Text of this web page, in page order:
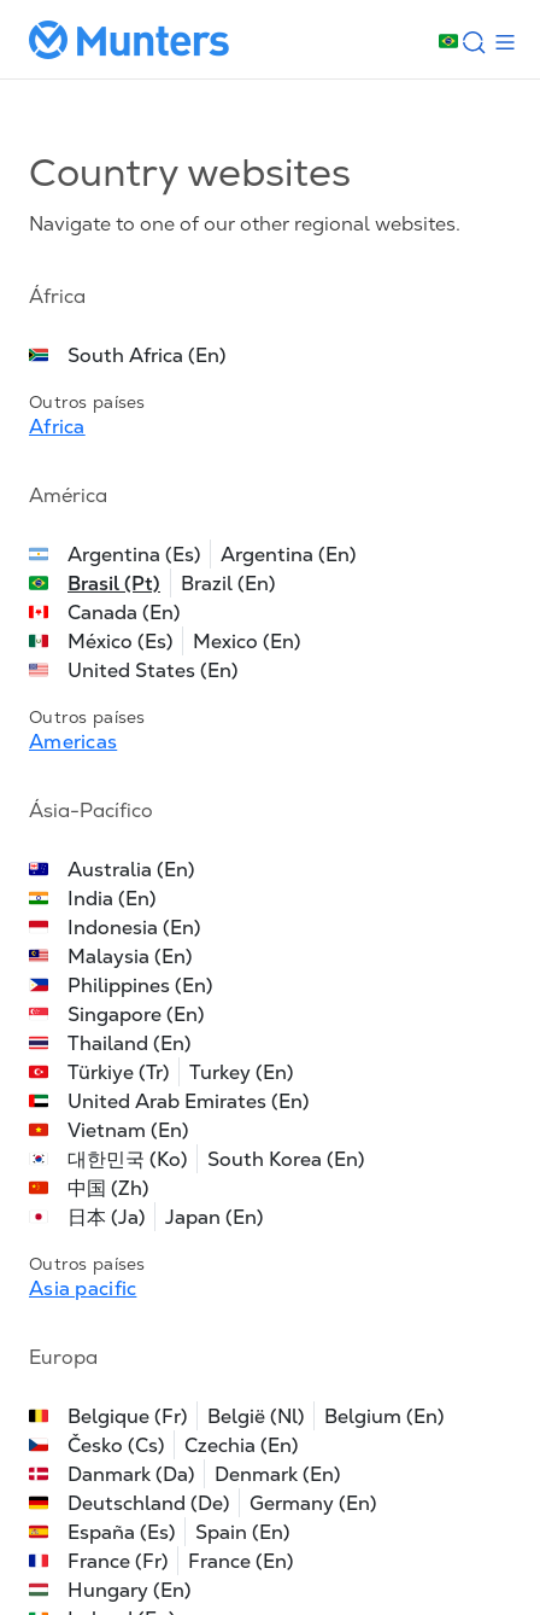
Country websites
Navigate to one of our other regional websites.
África
South Africa (En)
Outros países
Africa
América
Argentina (Es)
Argentina (En)
Brasil (Pt)
Brazil (En)
Canada (En)
México (Es)
Mexico (En)
United States (En)
Outros países
Americas
Ásia-Pacífico
Australia (En)
India (En)
Indonesia (En)
Malaysia (En)
Philippines (En)
Singapore (En)
Thailand (En)
Türkiye (Tr)
Turkey (En)
United Arab Emirates (En)
Vietnam (En)
대한민국 (Ko)
South Korea (En)
中国 (Zh)
日本 (Ja)
Japan (En)
Outros países
Asia pacific
Europa
Belgique (Fr) België (Nl)
Belgium (En)
Česko (Cs)
Czechia (En)
Danmark (Da)
Denmark (En)
Deutschland (De)
Germany (En)
España (Es)
Spain (En)
France (Fr)
France (En)
Hungary (En)